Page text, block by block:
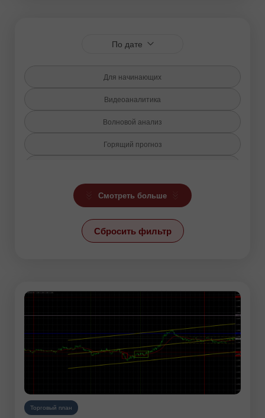
По дате
Для начинающих
Видеоаналитика
Волновой анализ
Горящий прогноз
Новости
Прогнозы
Свечной анализ
Технический анализ
Смотреть больше
Сбросить фильтр
Торговый план